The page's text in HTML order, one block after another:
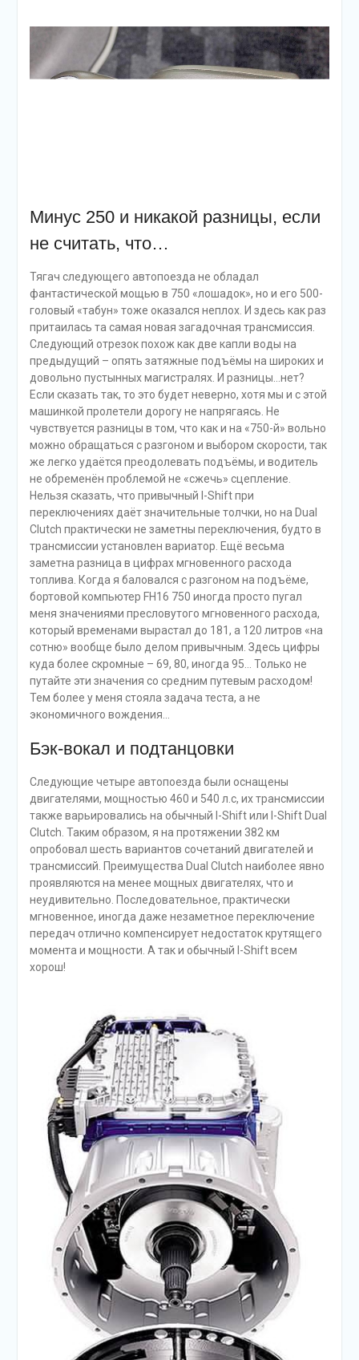
Минус 250 и никакой разницы, если
не считать, что…
Тягач следующего автопоезда не обладал
фантастической мощью в 750 «лошадок», но и его 500-
головый «табун» тоже оказался неплох. И здесь как раз
притаилась та самая новая загадочная трансмиссия.
Следующий отрезок похож как две капли воды на
предыдущий – опять затяжные подъёмы на широких и
довольно пустынных магистралях. И разницы…нет?
Если сказать так, то это будет неверно, хотя мы и с этой
машинкой пролетели дорогу не напрягаясь. Не
чувствуется разницы в том, что как и на «750-й» вольно
можно обращаться с разгоном и выбором скорости, так
же легко удаётся преодолевать подъёмы, и водитель
не обременён проблемой не «сжечь» сцепление.
Нельзя сказать, что привычный I-Shift при
переключениях даёт значительные толчки, но на Dual
Clutch практически не заметны переключения, будто в
трансмиссии установлен вариатор. Ещё весьма
заметна разница в цифрах мгновенного расхода
топлива. Когда я баловался с разгоном на подъёме,
бортовой компьютер FH16 750 иногда просто пугал
меня значениями пресловутого мгновенного расхода,
который временами вырастал до 181, а 120 литров «на
сотню» вообще было делом привычным. Здесь цифры
куда более скромные – 69, 80, иногда 95… Только не
путайте эти значения со средним путевым расходом!
Тем более у меня стояла задача теста, а не
экономичного вождения…
Бэк-вокал и подтанцовки
Следующие четыре автопоезда были оснащены
двигателями, мощностью 460 и 540 л.с, их трансмиссии
также варьировались на обычный I-Shift или I-Shift Dual
Clutch. Таким образом, я на протяжении 382 км
опробовал шесть вариантов сочетаний двигателей и
трансмиссий. Преимущества Dual Clutch наиболее явно
проявляются на менее мощных двигателях, что и
неудивительно. Последовательное, практически
мгновенное, иногда даже незаметное переключение
передач отлично компенсирует недостаток крутящего
момента и мощности. А так и обычный I-Shift всем
хорош!